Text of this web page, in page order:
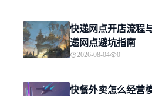
快递网点开店流程
递网点避坑指南
2026-08-04 0
快餐外卖怎么经营